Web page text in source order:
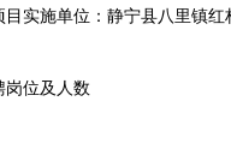
实施单位：静宁县八里镇红
位及人数